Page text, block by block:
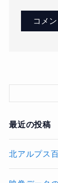
最近の投稿
北アルプス